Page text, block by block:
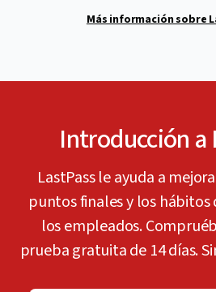
Más información sobre
Introducción a
LastPass le ayuda a
puntos finales y los hábitos
los empleados.
prueba gratuita de 14 días.